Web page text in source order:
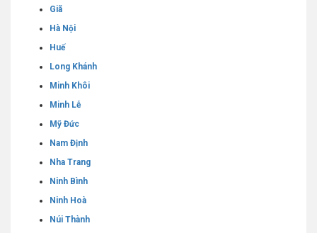
Giã
Hà Nội
Huế
Long Khánh
Minh Khôi
Minh Lễ
Mỹ Đức
Nam Định
Nha Trang
Ninh Bình
Ninh Hoà
Núi Thành